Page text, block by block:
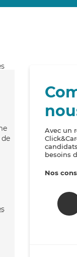
Avec un
besoins
Nos